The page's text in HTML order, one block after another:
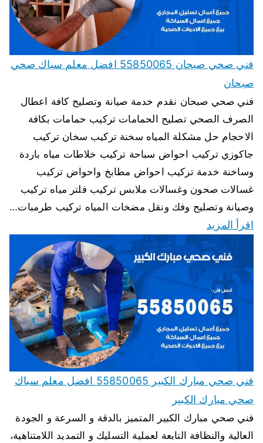
فني صحي صبحان 55850065 افضل معلم سباك صحي
صبحان
فني صحي صبحان نقدم خدمة صيانة وتصليح كافة اعطال
الصرف الصحي تصليح الحمامات تركيب حمامات بكافة
الاحجام حل مشكلة المياه سخنة تركيب سخان تركيب
جاكوزي تركيب احواض سباحة تركيب خلاطات مياه باردة
وساخنة خدمة تركيب احواض مطابخ واحواض تركيب
غسالات صحون وغسالات ملابس تركيب فلتر مياه تركيب
وصيانة وتصليح وفك ونقل مضخات المياه تركيب طرمبات…
اقرأ المزيد
فني صحي مبارك الكبير 55850065 افضل معلم سباك
صحي مبارك الكبير
فني صحي مبارك الكبير المتميز بالدقة و السرعة و الجودة
العالية والنظافة التابعة لعملية التسليك و التمديد اللامتناهية،